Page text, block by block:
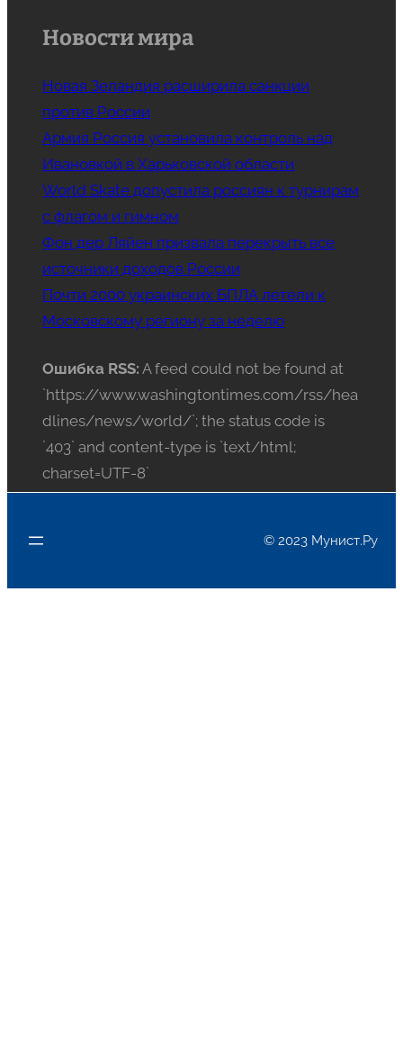
Новости мира
Новая Зеландия расширила санкции
против России
Армия Россия установила контроль над
Ивановкой в Харьковской области
World Skate допустила россиян к турнирам
с флагом и гимном
Фон дер Ляйен призвала перекрыть все
источники доходов России
Почти 2000 украинских БПЛА летели к
Московскому региону за неделю
Ошибка RSS: A feed could not be found at
`https://www.washingtontimes.com/rss/hea
dlines/news/world/`; the status code is
`403` and content-type is `text/html;
charset=UTF-8`
© 2023 Мунист.Ру